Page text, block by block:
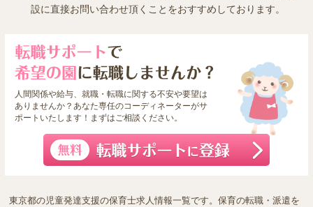
設に直接お問い合わせ頂くことをおすすめしております。
人間関係や給与、就職・転職に関する不安や要望は
ありませんか？あなた専任のコーディネーターがサ
ポートいたします！まずはご相談ください。
東京都の児童発達支援の保育士求人情報一覧です。保育の転職・派遣を